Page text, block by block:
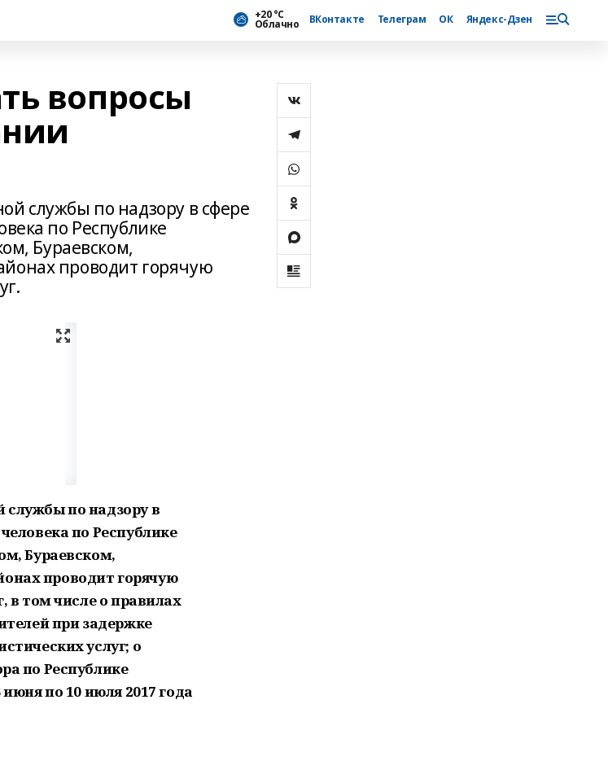
+20 °С
Облачно ВКонтакте Телеграм ОК Яндекс-Дзен
вопросы
службы по надзору в сфере
по Республике
Бураевском,
проводит горячую
службы по надзору в
по Республике
Бураевском,
проводит горячую
в том числе о правилах
при задержке
услуг; о
по Республике
по 10 июля 2017 года